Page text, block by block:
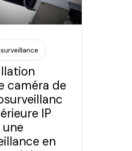
caméra de
IP
en